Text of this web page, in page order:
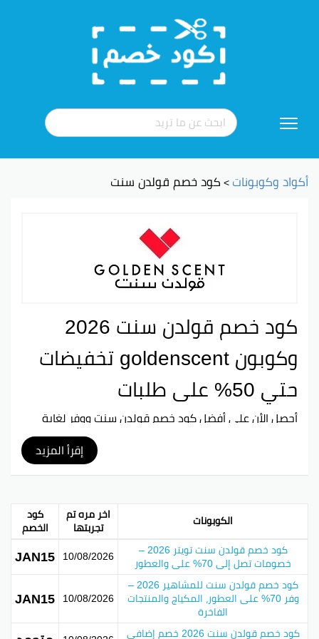
إلى
أكواد وكوبونات>كود خصم قولدن سنت
إقرأ المزيد
كود خصم قولدن سنت 2026
وكوبون goldenscent تخفيضات
حتي 50% على طلبات
أحصل الأن على أفضلكود خصم قولدن سنتووفر لغاية
35% من قيمة مشترياتكم عند استعمال كوبون خصم
قولدن سنت الذي يمنحكم أفضل التخفيضات الممكن على
جميع طلبياتكم من موقع goldenscent جميع الكوبونات
وأكواد الخصم goldenscent ثم التحقق من أنها شغال.
نبذة عن جولدن سينت هي واحدة من منصات التداول الرائدة
التي تعد أفضل نوعية من العطور ومنتجات التجميل منذ عام
2014. الغرض الرئيسي من المتجر هو تقديم خدمات إضافية
لمحبي العطور من خلال إيلاء اهتمام كبير بالتفاصيل
الدقيقة من أجل توفير تجربة تسوق ممتعة في كل مرة.
تقدم Golden Scent التسوق في اتفاقيتها، ولها موقع
ويب سهل الاستخدام، وميزات جنبا إلى جنب مع خدمة
العملاء بعد الشراء.
الكوبونات اخر مره تم
تجربتها
كود
الخصم
كود خصم قولدن سنت تويتر 2026 –
خصومات تصل إلى 70% على والعطور 10/08/2026
JAN15
كود خصم قولدن سنت للمشاهير 2026 –
وفر 70% على العطور، المكياج والمنتجات
الفاخرة
10/08/2026
JAN15
كود خصم قولدن سنت 2026 خصم إضافي